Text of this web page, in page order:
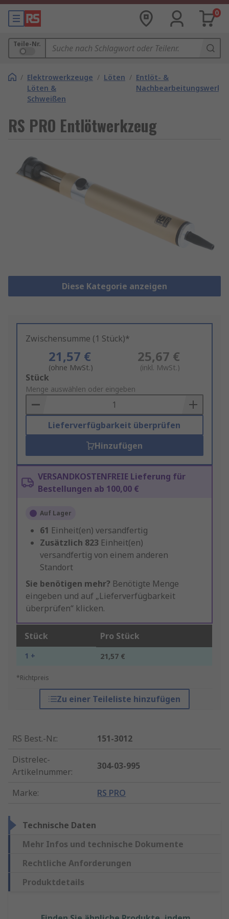
0
Teile-Nr.
/ Elektrowerkzeuge
Löten &
Schweißen
/ Löten / Entlöt- &
RS PRO Entlötwerkzeug
Diese Kategorie anzeigen
Zwischensumme (1 Stück)*
21,57 €
(ohne MwSt.)
25,67 €
(inkl. MwSt.)
Add
to
Basket
Stück
Menge auswählen oder eingeben
Lieferverfügbarkeit überprüfen
Hinzufügen
VERSANDKOSTENFREIE Lieferung für
Bestellungen ab 100,00 €
Auf Lager
61 Einheit(en) versandfertig
Zusätzlich 823 Einheit(en)
versandfertig von einem anderen
Standort
Sie benötigen mehr? Benötigte Menge
eingeben und auf „Lieferverfügbarkeit
überprüfen“ klicken.
Stück Pro Stück
1 + 21,57 €
*Richtpreis
Zu einer Teileliste hinzufügen
RS Best.-Nr.:
151-3012
Distrelec-
Artikelnummer:
304-03-995
Marke: RS PRO
Technische Daten
Mehr Infos und technische Dokumente
Rechtliche Anforderungen
Produktdetails